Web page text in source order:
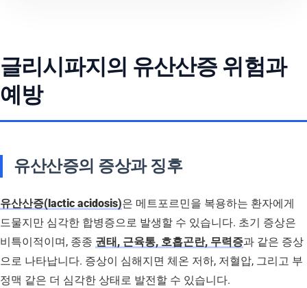
글리시파지의 유산산증 위험과
예방
유산산증의 증상과 징후
유산산증(lactic acidosis)은 메트포르민을 복용하는 환자에게
드물지만 심각한 합병증으로 발생할 수 있습니다. 초기 증상은
비특이적이며, 종종 권태, 근육통, 호흡곤란, 무력증과 같은 증상
으로 나타납니다. 증상이 심해지면 체온 저하, 저혈압, 그리고 부
정맥 같은 더 심각한 상태로 발전할 수 있습니다.